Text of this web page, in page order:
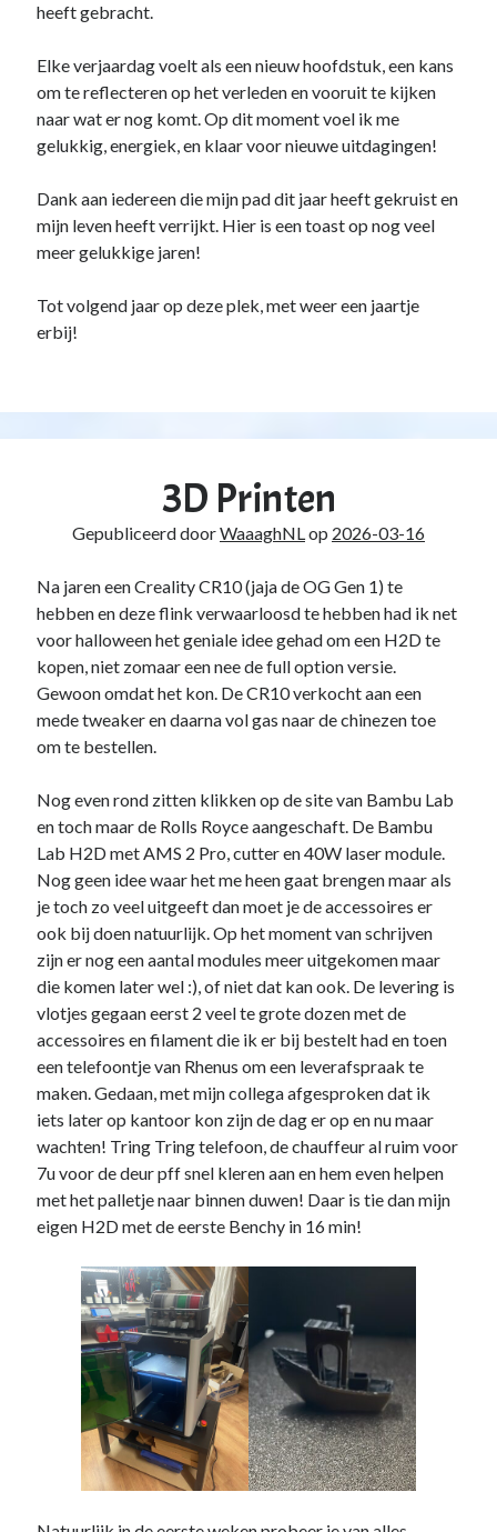
heeft gebracht.
Elke verjaardag voelt als een nieuw hoofdstuk, een kans
om te reflecteren op het verleden en vooruit te kijken
naar wat er nog komt. Op dit moment voel ik me
gelukkig, energiek, en klaar voor nieuwe uitdagingen!
Dank aan iedereen die mijn pad dit jaar heeft gekruist en
mijn leven heeft verrijkt. Hier is een toast op nog veel
meer gelukkige jaren!
Tot volgend jaar op deze plek, met weer een jaartje
erbij!
3D Printen
Gepubliceerd doorWaaaghNLop 2026-03-16
Na jaren een Creality CR10 (jaja de OG Gen 1) te
hebben en deze flink verwaarloosd te hebben had ik net
voor halloween het geniale idee gehad om een H2D te
kopen, niet zomaar een nee de full option versie.
Gewoon omdat het kon. De CR10 verkocht aan een
mede tweaker en daarna vol gas naar de chinezen toe
om te bestellen.
Nog even rond zitten klikken op de site van Bambu Lab
en toch maar de Rolls Royce aangeschaft. De Bambu
Lab H2D met AMS 2 Pro, cutter en 40W laser module.
Nog geen idee waar het me heen gaat brengen maar als
je toch zo veel uitgeeft dan moet je de accessoires er
ook bij doen natuurlijk. Op het moment van schrijven
zijn er nog een aantal modules meer uitgekomen maar
die komen later wel :), of niet dat kan ook. De levering is
vlotjes gegaan eerst 2 veel te grote dozen met de
accessoires en filament die ik er bij bestelt had en toen
een telefoontje van Rhenus om een leverafspraak te
maken. Gedaan, met mijn collega afgesproken dat ik
iets later op kantoor kon zijn de dag er op en nu maar
wachten! Tring Tring telefoon, de chauffeur al ruim voor
7u voor de deur pff snel kleren aan en hem even helpen
met het palletje naar binnen duwen! Daar is tie dan mijn
eigen H2D met de eerste Benchy in 16 min!